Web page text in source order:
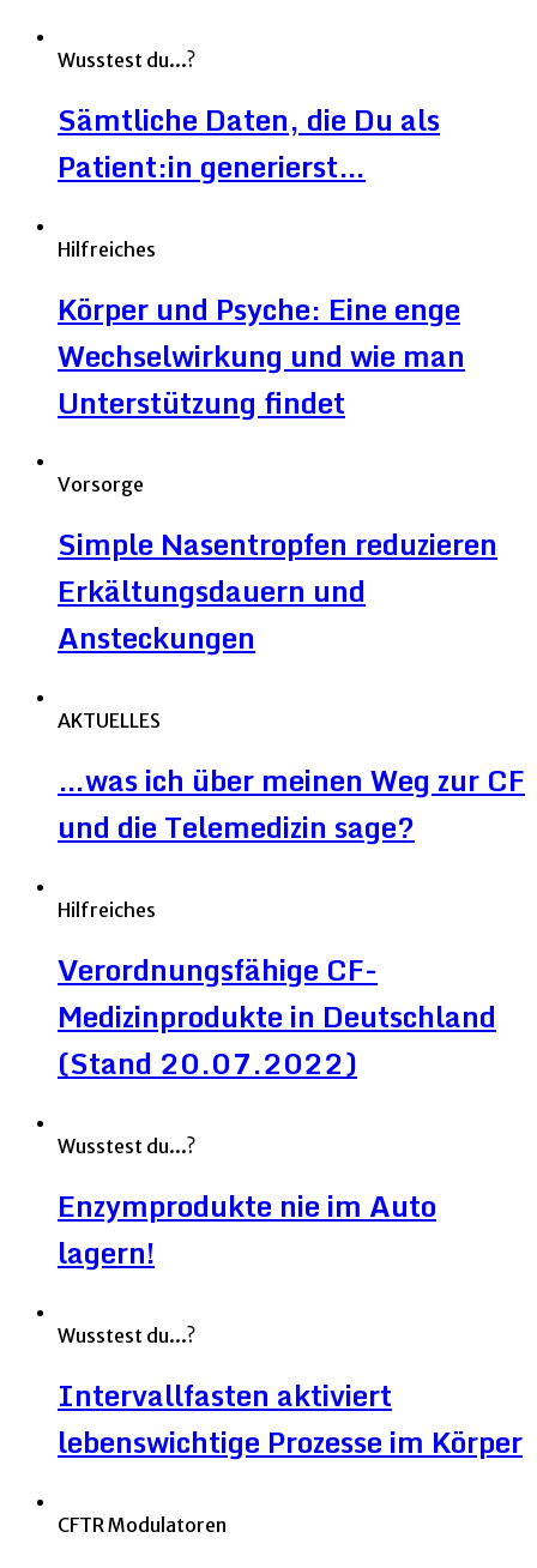
Wusstest du...?
Sämtliche Daten, die Du als
Patient:in generierst…
Hilfreiches
Körper und Psyche: Eine enge
Wechselwirkung und wie man
Unterstützung findet
Vorsorge
Simple Nasentropfen reduzieren
Erkältungsdauern und
Ansteckungen
AKTUELLES
…was ich über meinen Weg zur CF
und die Telemedizin sage?
Hilfreiches
Verordnungsfähige CF-
Medizinprodukte in Deutschland
(Stand 20.07.2022)
Wusstest du...?
Enzymprodukte nie im Auto
lagern!
Wusstest du...?
Intervallfasten aktiviert
lebenswichtige Prozesse im Körper
CFTR Modulatoren